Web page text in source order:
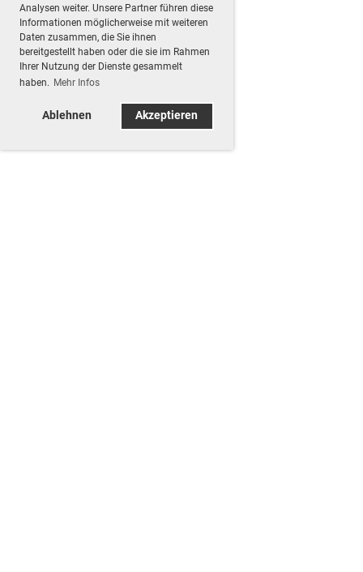
Analysen weiter. Unsere Partner führen diese
Informationen möglicherweise mit weiteren
Daten zusammen, die Sie ihnen
bereitgestellt haben oder die sie im Rahmen
Ihrer Nutzung der Dienste gesammelt
haben. Mehr Infos
Ablehnen Akzeptieren